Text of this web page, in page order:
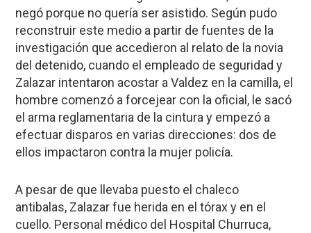
negó porque no quería ser asistido. Según pudo
reconstruir este medio a partir de fuentes de la
investigación que accedieron al relato de la novia
del detenido, cuando el empleado de seguridad y
Zalazar intentaron acostar a Valdez en la camilla, el
hombre comenzó a forcejear con la oficial, le sacó
el arma reglamentaria de la cintura y empezó a
efectuar disparos en varias direcciones: dos de
ellos impactaron contra la mujer policía.
A pesar de que llevaba puesto el chaleco
antibalas, Zalazar fue herida en el tórax y en el
cuello. Personal médico del Hospital Churruca,